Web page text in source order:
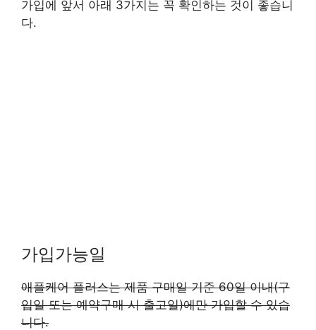
가입에 앞서 아래 3가지는 꼭 확인하는 것이 좋습니
다.
가입가능일
애플케어 플러스는 제품 구매일 기준 60일 이내(구
입일 또는 예약구매 시 출고일)에만 가입할 수 있습
니다.